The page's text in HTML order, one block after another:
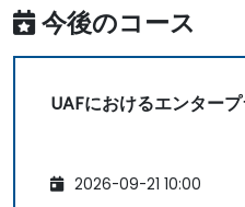
今後のコース
UAFにおけるエンター
2026-09-21 10:00